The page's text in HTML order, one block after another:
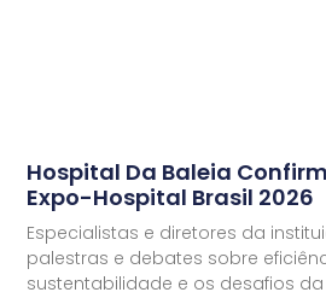
Hospital Da Baleia
Expo-Hospital Brasil 2026
Especialistas e diretores da
palestras e debates sobre
sustentabilidade e os desafios